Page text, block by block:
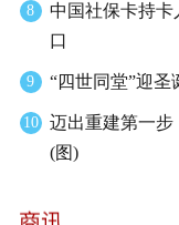
8
中国社保卡持卡
口
9 “四世同堂”迎
10
迈出重建第一
(图)